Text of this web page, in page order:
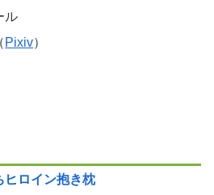
ル
Pixiv）
ヒロイン抱き枕